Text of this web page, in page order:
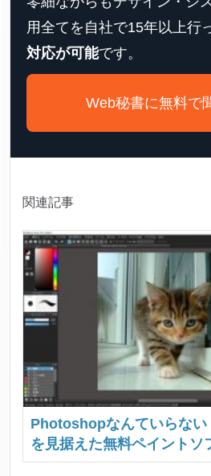
用全てを自社で15年以上行
対応が可能です。
Web秘書に無料で
関連記事
Photoshopなんていらない
を見据えた無料ペイントソ